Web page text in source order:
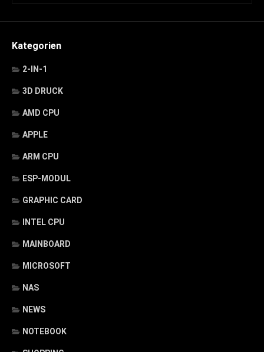
Kategorien
2-IN-1
3D DRUCK
AMD CPU
APPLE
ARM CPU
ESP-MODUL
GRAPHIC CARD
INTEL CPU
MAINBOARD
MICROSOFT
NAS
NEWS
NOTEBOOK